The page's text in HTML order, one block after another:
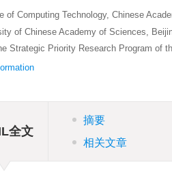
of Computing Technology, Chinese
of Chinese Academy of Sciences,
Strategic Priority Research Program of
全文
摘要
相关文章